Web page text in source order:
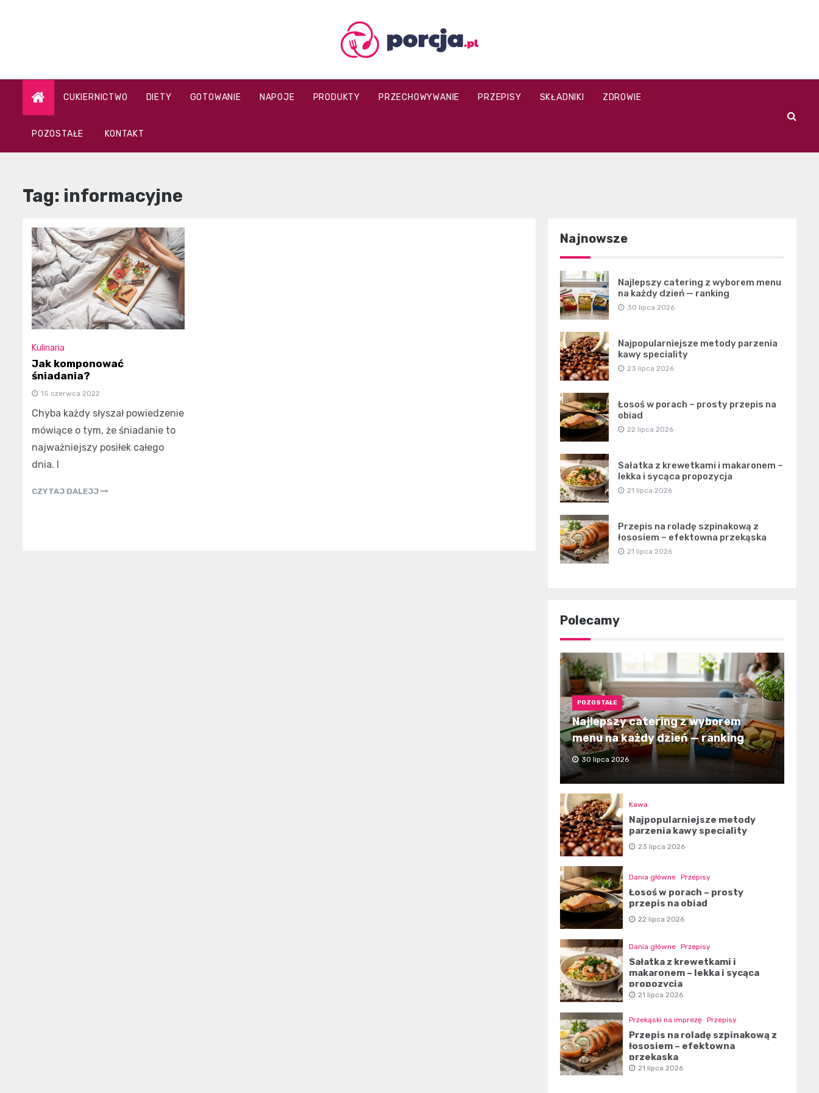
porcja.pl
CUKIERNICTWO DIETY GOTOWANIE NAPOJE PRODUKTY PRZECHOWYWANIE PRZEPISY SKŁADNIKI ZDROWIE
POZOSTAŁE KONTAKT
Tag: informacyjne
Kulinaria
Jak komponować
śniadania?
15 czerwca 2022
Chyba każdy słyszał powiedzenie
mówiące o tym, że śniadanie to
najważniejszy posiłek całego
dnia. I
CZYTAJ DALEJJ
Najnowsze
Najlepszy catering z wyborem menu
na każdy dzień — ranking
30 lipca 2026
Najpopularniejsze metody parzenia
kawy speciality
23 lipca 2026
Łosoś w porach – prosty przepis na
obiad
22 lipca 2026
Sałatka z krewetkami i makaronem –
lekka i sycąca propozycja
21 lipca 2026
Przepis na roladę szpinakową z
łososiem – efektowna przekąska
21 lipca 2026
Polecamy
POZOSTAŁE
Najlepszy catering z wyborem
menu na każdy dzień — ranking
30 lipca 2026
Kawa
Najpopularniejsze metody
parzenia kawy speciality
23 lipca 2026
Dania główne Przepisy
Łosoś w porach – prosty
przepis na obiad
22 lipca 2026
Dania główne Przepisy
Sałatka z krewetkami i
makaronem – lekka i sycąca
propozycja
21 lipca 2026
Przekąski na imprezę Przepisy
Przepis na roladę szpinakową z
łososiem – efektowna
przekąska
21 lipca 2026